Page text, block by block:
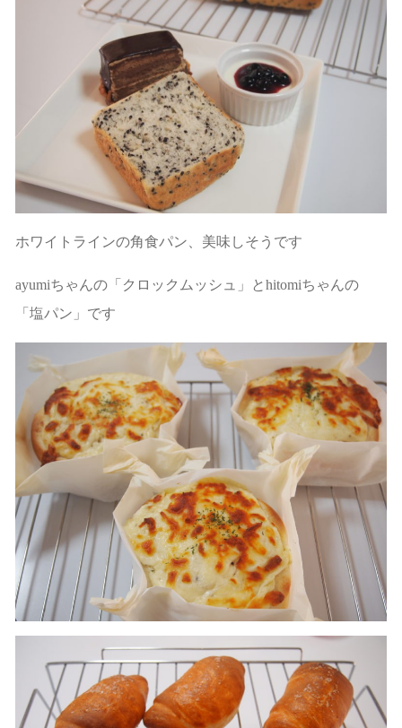
ホワイトラインの角食パン、美味しそうです
ayumiちゃんの「クロックムッシュ」とhitomiちゃんの
「塩パン」です